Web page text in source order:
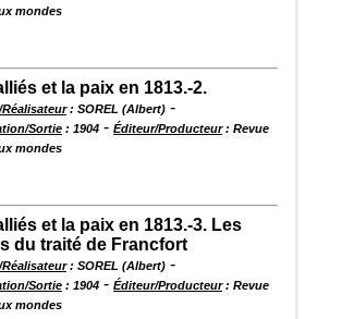
mondes
et la paix en 1813.-2.
: SOREL (Albert) -
Sortie : 1904 - Éditeur/Producteur: Revue
mondes
et la paix en 1813.-3. Les
du traité de Francfort
: SOREL (Albert) -
Sortie : 1904 - Éditeur/Producteur: Revue
mondes